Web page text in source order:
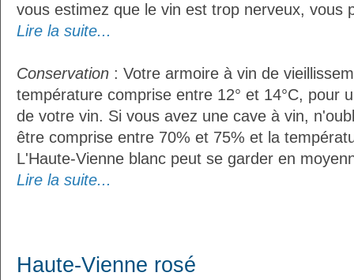
vous estimez que le vin est trop nerveux, vous
Lire la suite...
Conservation : Votre armoire à vin de
température comprise entre 12° et 14°C, pour
de votre vin. Si vous avez une cave à vin,
être comprise entre 70% et 75% et la
L'Haute-Vienne blanc peut se garder en
Lire la suite...
Haute-Vienne rosé